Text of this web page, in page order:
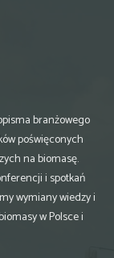
branżowego
poświęconych
na biomasę.
i spotkań
wymiany wiedzy i
w Polsce i